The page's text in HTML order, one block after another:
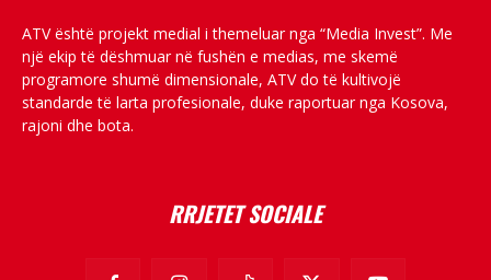
ATV është projekt medial i themeluar nga “Media Invest”. Me
një ekip të dëshmuar në fushën e medias, me skemë
programore shumë dimensionale, ATV do të kultivojë
standarde të larta profesionale, duke raportuar nga Kosova,
rajoni dhe bota.
RRJETET SOCIALE